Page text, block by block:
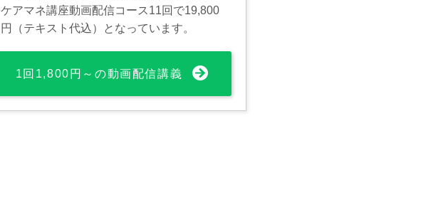
ケアマネ講座動画配信コース11回で19,800
円（テキスト代込）となっています。
1回1,800円～の動画配信講義